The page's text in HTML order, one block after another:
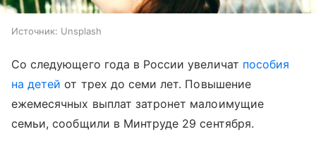
Источник: Unsplash
Со следующего года в России увеличат пособия
на детей от трех до семи лет. Повышение
ежемесячных выплат затронет малоимущие
семьи, сообщили в Минтруде 29 сентября.